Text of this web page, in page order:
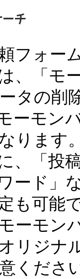
フォー
、「モ
タの削
ーモン
ります
、「投
ード」
も可能
ーモン
リジナ
くださ